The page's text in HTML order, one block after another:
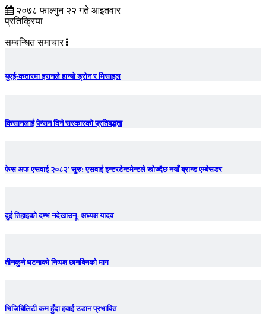
२०७८ फाल्गुन २२ गते आइतवार
प्रतिक्रिया
सम्बन्धित समाचार
युएई-कतारमा इरानले हान्यो ड्रोन र मिसाइल
किसानलाई पेन्सन दिने सरकारको प्रतिबद्धता
फेस अफ एसवाई २०८२’ सुरु: एसवाई इन्टरटेन्टमेन्टले खोज्दैछ नयाँ ब्रान्ड एम्बेसडर
दुई तिहाइको दम्भ नदेखाउनू- अध्यक्ष यादव
तीनकुने घटनाकाे निष्पक्ष छानबिनकाे माग
भिजिबिलिटी कम हुँदा हवाई उडान प्रभावित